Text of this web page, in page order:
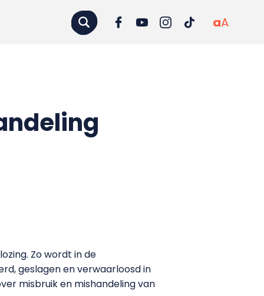
aA
Zo wordt in de
geslagen en verwaarloosd in
misbruik en mishandeling van